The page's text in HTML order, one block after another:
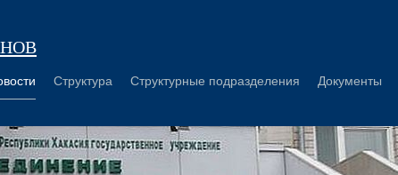
Структура Структурные подразделения Документы